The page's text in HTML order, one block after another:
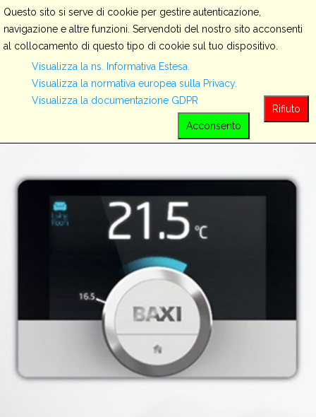
Servizi
View all
Questo sito si serve di cookie per gestire autenticazione,
navigazione e altre funzioni. Servendoti del nostro sito acconsenti
al collocamento di questo tipo di cookie sul tuo dispositivo.
Visualizza la ns. Informativa Estesa.
Visualizza la normativa europea sulla Privacy.
Visualizza la documentazione GDPR
Rifiuto
Acconsento